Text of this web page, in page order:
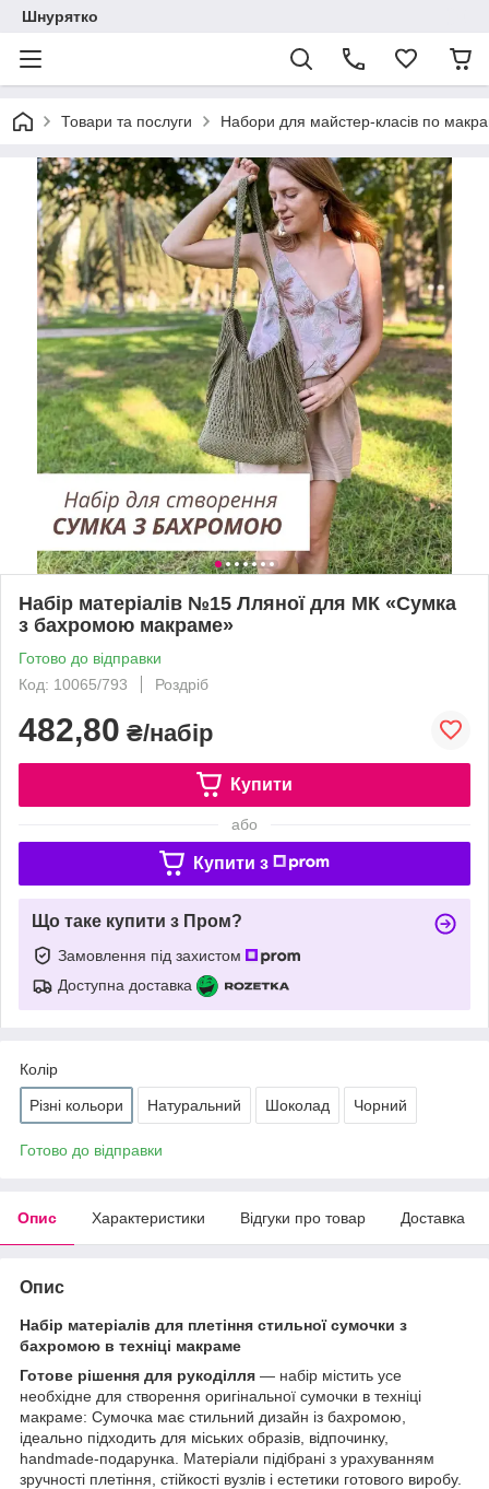
Шнурятко
Товари та послуги Набори для майстер-класів по
Набір матеріалів №15 Лляної для МК «Сумка
з бахромою макраме»
Готово до відправки
Код: 10065/793
Роздріб
482,80 ₴/набір
Купити
або
Купити з
Що таке купити з Пром?
Замовлення під захистом
Доступна доставка
Колір
Різні кольори Натуральний Шоколад Чорний
Готово до відправки
Опис Характеристики Відгуки про товар Доставка
Опис
Набір матеріалів для плетіння стильної сумочки з
бахромою в техніці макраме
Готове рішення для рукоділля — набір містить усе
необхідне для створення оригінальної сумочки в техніці
макраме: Сумочка має стильний дизайн із бахромою,
ідеально підходить для міських образів, відпочинку,
handmade-подарунка. Матеріали підібрані з урахуванням
зручності плетіння, стійкості вузлів і естетики готового виробу.